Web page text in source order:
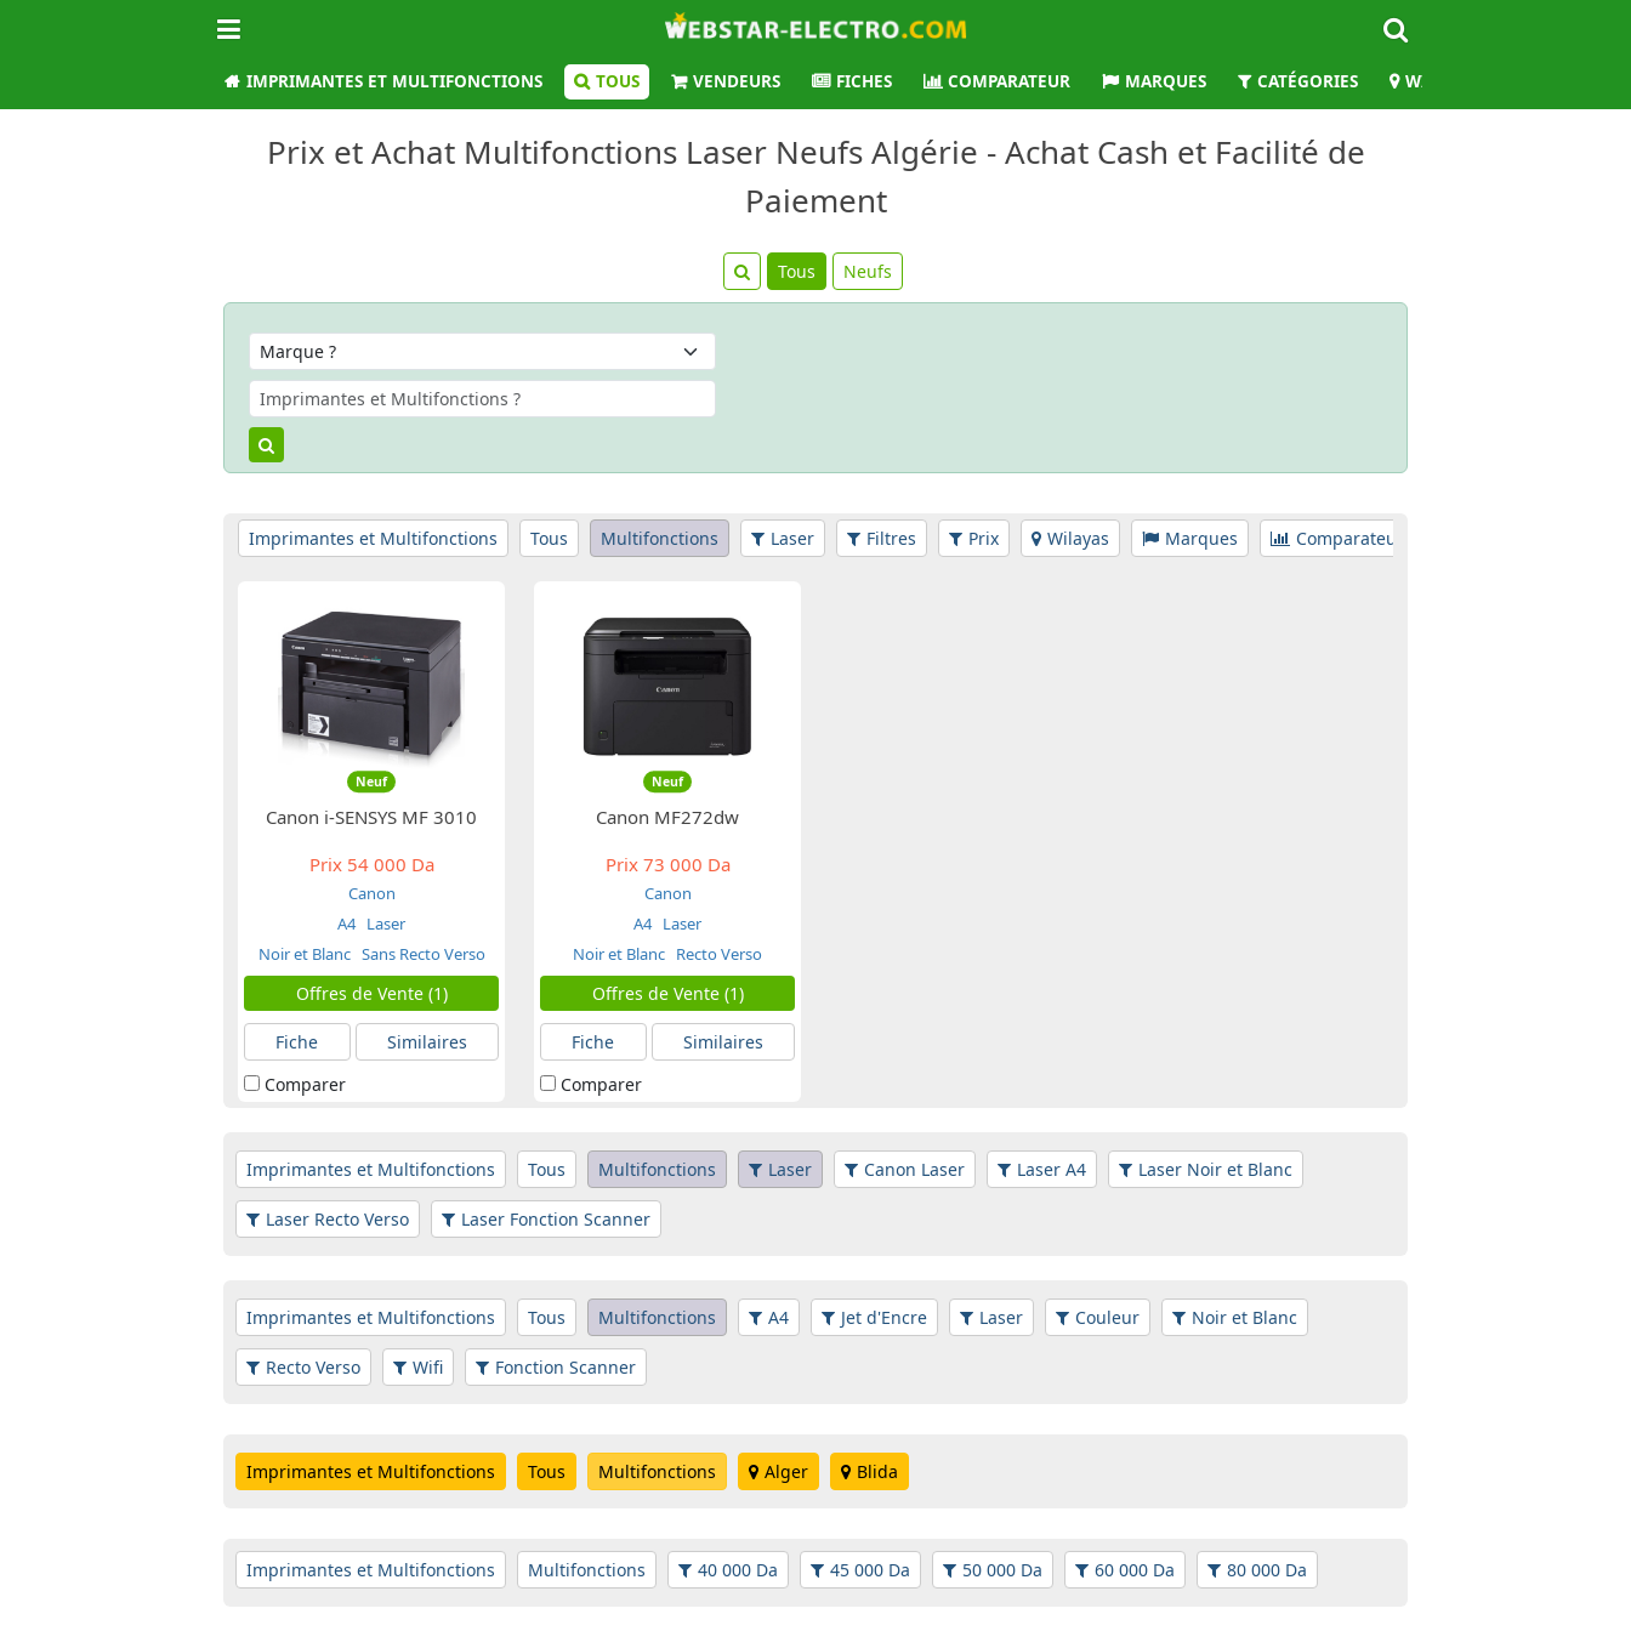
IMPRIMANTES ET MULTIFONCTIONS TOUS VENDEURS FICHES COMPARATEUR MARQUES CATÉGORIES WILAYAS
Prix et Achat Multifonctions Laser Neufs Algérie - Achat Cash et Facilité de
Paiement
Tous Neufs
Imprimantes et Multifonctions Tous Multifonctions Laser Filtres Prix Wilayas Marques Comparateur
Neuf
Canon i-SENSYS MF 3010
Prix54 000 Da
Canon
A4 Laser
Noir et Blanc Sans Recto Verso
Offres de Vente (1)
Fiche
Similaires
Comparer
Neuf
Canon MF272dw
Prix73 000 Da
Canon
A4 Laser
Noir et Blanc Recto Verso
Offres de Vente (1)
Fiche
Similaires
Comparer
Imprimantes et Multifonctions Tous Multifonctions Laser Canon Laser Laser A4 Laser Noir et Blanc
Laser Recto Verso Laser Fonction Scanner
Imprimantes et Multifonctions Tous Multifonctions A4 Jet d'Encre Laser Couleur Noir et Blanc
Recto Verso Wifi Fonction Scanner
Imprimantes et Multifonctions Tous Multifonctions Alger Blida
Imprimantes et Multifonctions Multifonctions 40 000 Da 45 000 Da 50 000 Da 60 000 Da 80 000 Da